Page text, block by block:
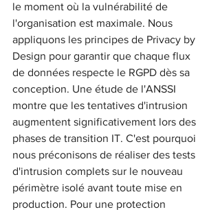
le moment où la vulnérabilité de
l'organisation est maximale. Nous
appliquons les principes de Privacy by
Design pour garantir que chaque flux
de données respecte le RGPD dès sa
conception. Une étude de l'ANSSI
montre que les tentatives d'intrusion
augmentent significativement lors des
phases de transition IT. C'est pourquoi
nous préconisons de réaliser des tests
d'intrusion complets sur le nouveau
périmètre isolé avant toute mise en
production. Pour une protection